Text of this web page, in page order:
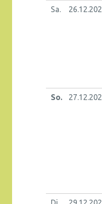
Sa. 26.12.
So. 27.12.